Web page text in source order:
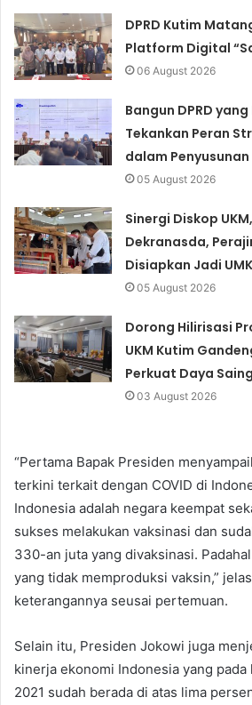
DPRD Kutim
Platform Digital
06 August 2026
Bangun DPRD
Tekankan Peran
dalam
05 August 2026
Sinergi Diskop
Dekranasda,
Disiapkan Jadi
05 August 2026
Dorong Hilirisasi
UKM Kutim
Perkuat Daya
03 August 2026
“Pertama Bapak Presiden
terkini terkait dengan COVID di
Indonesia adalah negara keempat
sukses melakukan vaksinasi dan
330-an juta yang divaksinasi.
yang tidak memproduksi vaksin,”
keterangannya seusai pertemuan.
Selain itu, Presiden Jokowi juga
kinerja ekonomi Indonesia yang pada
2021 sudah berada di atas lima